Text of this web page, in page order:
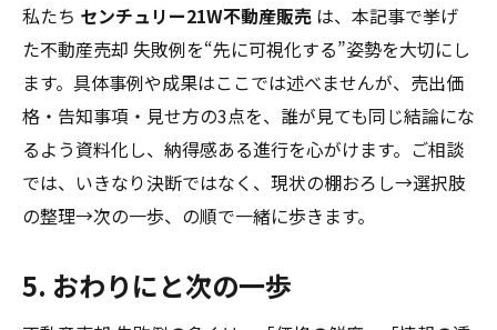
私たち センチュリー21W不動産販売 は、本記事で挙げ
た不動産売却 失敗例を“先に可視化する”姿勢を大切にし
ます。具体事例や成果はここでは述べませんが、売出価
格・告知事項・見せ方の3点を、誰が見ても同じ結論にな
るよう資料化し、納得感ある進行を心がけます。ご相談
では、いきなり決断ではなく、現状の棚おろし→選択肢
の整理→次の一歩、の順で一緒に歩きます。
5. おわりにと次の一歩